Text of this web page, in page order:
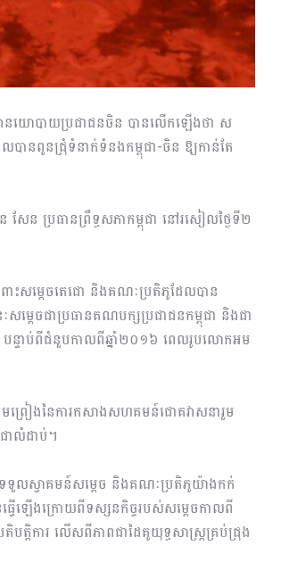
នយោ​បាយ​ប្រជាជនចិន បានលើកឡើងថា ស
ានពូនជ្រុំទំនាក់ទំនងកម្ពុជា-ចិន ឱ្យកាន់តែ
ែន ប្រធានព្រឹទ្ធសភាកម្ពុជា នៅរសៀលថ្ងៃទី២
ោះ​សម្ដេចតេជោ និងគណៈប្រតិភូដែលបាន
ម្ដេចជាប្រធានគណបក្សប្រជាជនកម្ពុជា និងជា
បន្ទាប់ពីជំនួបកាលពីឆ្នាំ២០១៦ ពេលរូបលោកអម
ម​ព្រៀង​​នៃការ​កសាងសហគមន៍ជោគវាសនារួម
ាលំដាប់។
ល​ស្វាគមន៍​សម្តេច និងគណៈប្រតិភូយ៉ាងកក់
វើឡើងក្រោយពីទស្សនកិច្ចរបស់​សម្ដេច​កាលពី
តិការ លើសពីភាពជាដៃគូយុទ្ធសាស្ត្រគ្រប់ជ្រុង